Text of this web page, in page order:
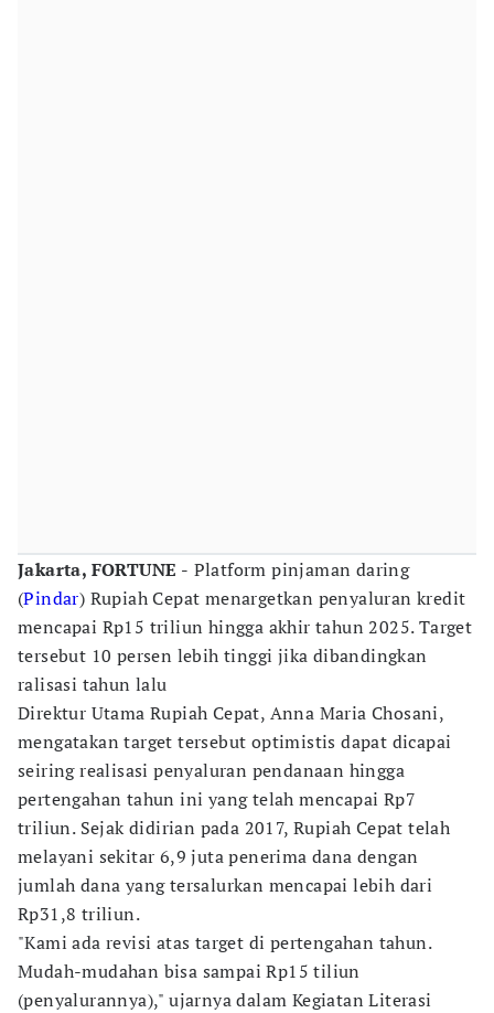
Jakarta, FORTUNE - Platform pinjaman daring
(Pindar) Rupiah Cepat menargetkan penyaluran kredit
mencapai Rp15 triliun hingga akhir tahun 2025. Target
tersebut 10 persen lebih tinggi jika dibandingkan
ralisasi tahun lalu
Direktur Utama Rupiah Cepat, Anna Maria Chosani,
mengatakan target tersebut optimistis dapat dicapai
seiring realisasi penyaluran pendanaan hingga
pertengahan tahun ini yang telah mencapai Rp7
triliun. Sejak didirian pada 2017, Rupiah Cepat telah
melayani sekitar 6,9 juta penerima dana dengan
jumlah dana yang tersalurkan mencapai lebih dari
Rp31,8 triliun.
"Kami ada revisi atas target di pertengahan tahun.
Mudah-mudahan bisa sampai Rp15 tiliun
(penyalurannya)," ujarnya dalam Kegiatan Literasi